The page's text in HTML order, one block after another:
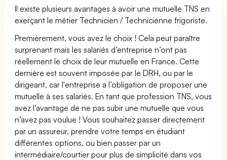
Il existe plusieurs avantages à avoir une mutuelle TNS en
exerçant le métier Technicien / Technicienne frigoriste.
Premièrement, vous avez le choix ! Cela peut paraître
surprenant mais les salariés d’entreprise n’ont pas
réellement le choix de leur mutuelle en France. Cette
dernière est souvent imposée par le DRH, ou par le
dirigeant, car l'entreprise a l’obligation de proposer une
mutuelle à ses salariés. En tant que profession TNS, vous
avez l’avantage de ne pas subir une mutuelle que vous
n’avez pas voulue ! Vous souhaitez passer directement
par un assureur, prendre votre temps en étudiant
différentes options, ou bien passer par un
intermédiaire/courtier pour plus de simplicité dans vos